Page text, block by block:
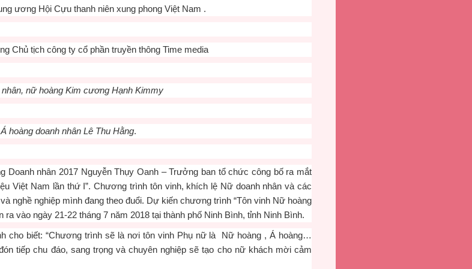
ương Hội Cựu thanh niên xung phong Việt Nam .
Chủ tịch công ty cổ phần truyền thông Time media
nhân, nữ hoàng Kim cương Hạnh Kimmy
Á hoàng doanh nhân Lê Thu Hằng.
Doanh nhân 2017 Nguyễn Thụy Oanh – Trưởng ban tổ chức công bố ra mắt
Việt Nam lần thứ I”. Chương trình tôn vinh, khích lệ Nữ doanh nhân và các
nghề nghiệp mình đang theo đuổi. Dự kiến chương trình “Tôn vinh Nữ hoàng
vào ngày 21-22 tháng 7 năm 2018 tại thành phố Ninh Bình, tỉnh Ninh Bình.
cho biết: “Chương trình sẽ là nơi tôn vinh Phụ nữ là Nữ hoàng , Á hoàng…
tiếp chu đáo, sang trọng và chuyên nghiệp sẽ tạo cho nữ khách mời cảm